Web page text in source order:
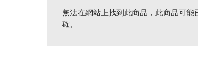
無法在網站上找到此商品，此商品可能
確。